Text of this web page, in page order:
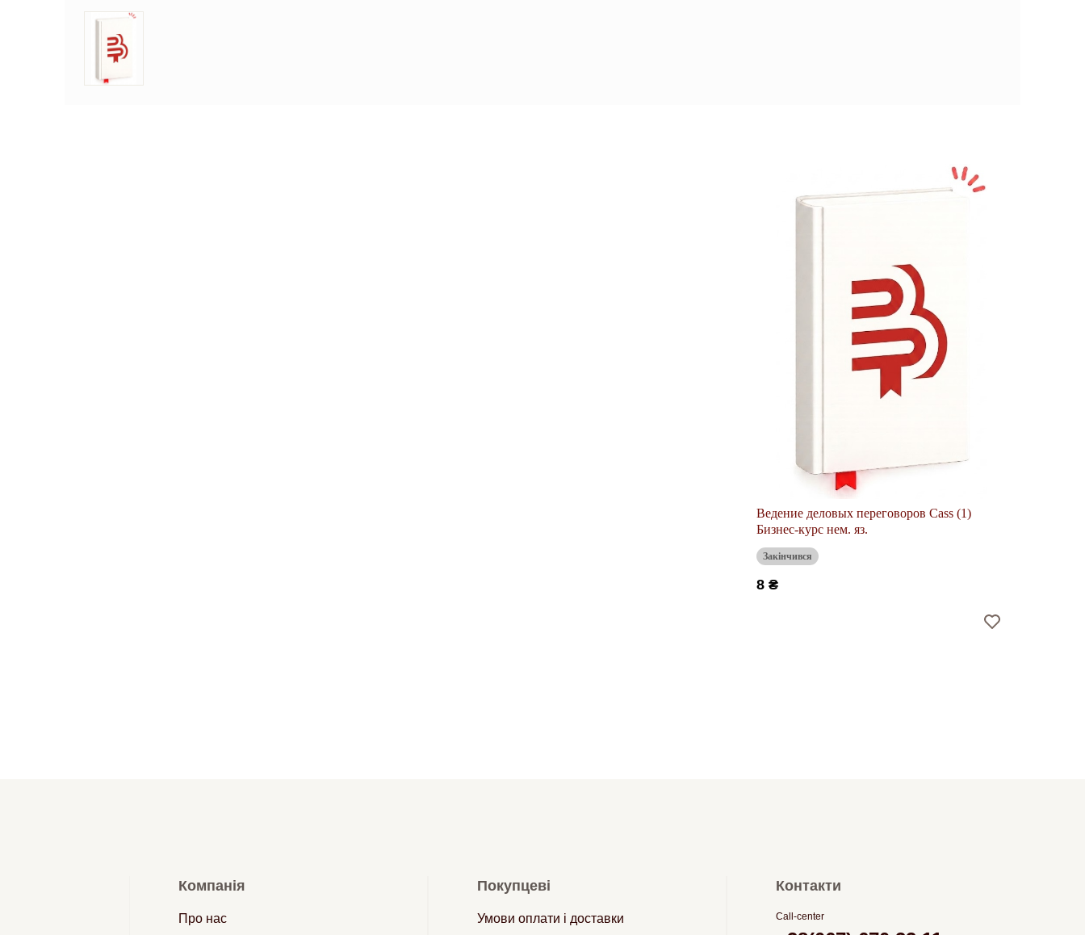
Ведение деловых переговоров Cass (1)
Бизнес-курс нем. яз.
Закінчився
8 ₴
Компанія
Про нас
Покупцеві
Умови оплати і доставки
Контакти
Call-center